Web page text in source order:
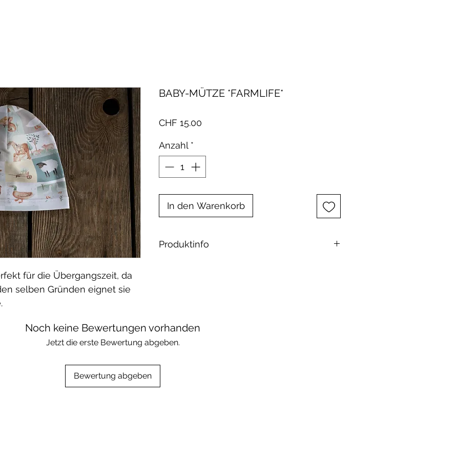
für die Übergangszeit, da
selben Gründen eignet sie
BABY-MÜTZE *FARMLIFE*
CHF 15.00
Anzahl *
In den Warenkorb
Produktinfo
Noch keine Bewertungen vorhanden
Jetzt die erste Bewertung abgeben.
Bewertung abgeben